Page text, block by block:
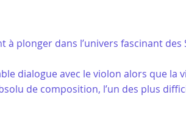
plonger dans l’univers fascinant
dialogue avec le violon alors que la
de composition, l’un des plus